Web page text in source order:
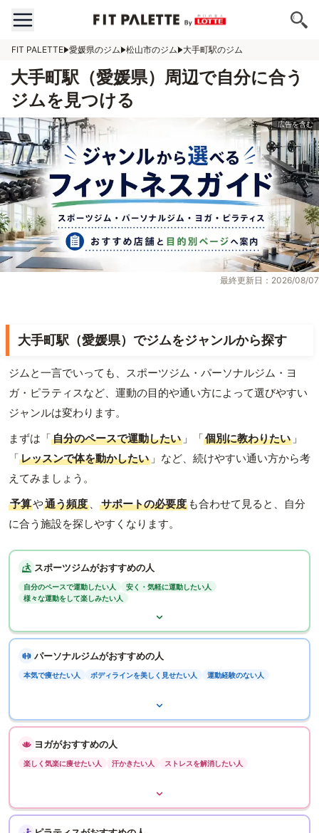
FIT PALETTE 愛媛県のジム 松山市のジム 大手町駅のジム
大手町駅（愛媛県）周辺で自分に合う
ジムを見つける
最終更新日：2026/08/07
大手町駅（愛媛県）でジムをジャンルから探す
ジムと一言でいっても、スポーツジム・パーソナルジム・ヨ
ガ・ピラティスなど、運動の目的や通い方によって選びやすい
ジャンルは変わります。
まずは「自分のペースで運動したい 」「個別に教わりたい 」
「レッスンで体を動かしたい 」など、続けやすい通い方から考
えてみましょう。
予算や通う頻度 、 サポートの必要度 も合わせて見ると、自分
に合う施設を探しやすくなります。
スポーツジムがおすすめの人
自分のペースで運動したい人
安く・気軽に運動したい人
様々な運動をして楽しみたい人
パーソナルジムがおすすめの人
本気で痩せたい人 ボディラインを美しく見せたい人 運動経験のない人
ヨガがおすすめの人
楽しく気楽に痩せたい人 汗かきたい人 ストレスを解消したい人